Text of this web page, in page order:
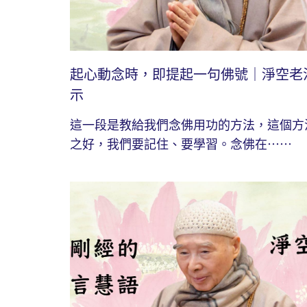
起心動念時，即提起一句佛號｜淨空老
示
這一段是教給我們念佛用功的方法，這個
之好，我們要記住、要學習。念佛在⋯⋯